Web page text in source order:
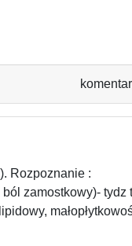
Rozpoznanie :
zamostkowy)- tydz